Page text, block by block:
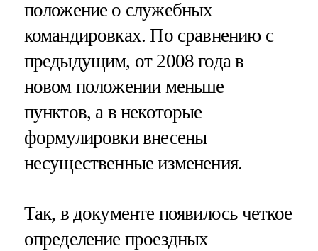
положение о служебных
командировках. По сравнению с
предыдущим, от 2008 года в
новом положении меньше
пунктов, а в некоторые
формулировки внесены
несущественные изменения.
Так, в документе появилось четкое
определение проездных